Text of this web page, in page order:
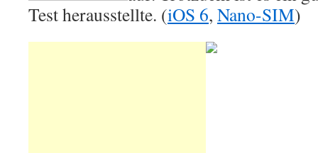
Test herausstellte. (iOS 6, Nano-SIM)